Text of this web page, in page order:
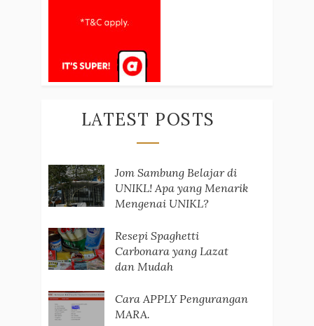
LATEST POSTS
Jom Sambung Belajar di
UNIKL! Apa yang Menarik
Mengenai UNIKL?
Resepi Spaghetti
Carbonara yang Lazat
dan Mudah
Cara APPLY Pengurangan
MARA.